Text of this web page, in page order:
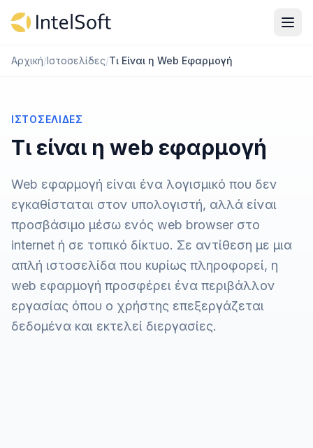
Αρχική/Ιστοσελίδες/Τι Είναι η Web Εφαρμογή
ΙΣΤΟΣΕΛΊΔΕΣ
Τι είναι η web εφαρμογή
Web εφαρμογή είναι ένα λογισμικό που δεν
εγκαθίσταται στον υπολογιστή, αλλά είναι
προσβάσιμο μέσω ενός web browser στο
internet ή σε τοπικό δίκτυο. Σε αντίθεση με μια
απλή ιστοσελίδα που κυρίως πληροφορεί, η
web εφαρμογή προσφέρει ένα περιβάλλον
εργασίας όπου ο χρήστης επεξεργάζεται
δεδομένα και εκτελεί διεργασίες.